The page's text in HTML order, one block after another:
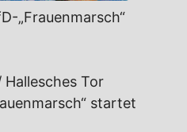
„Frauenmarsch“
Tor
startet